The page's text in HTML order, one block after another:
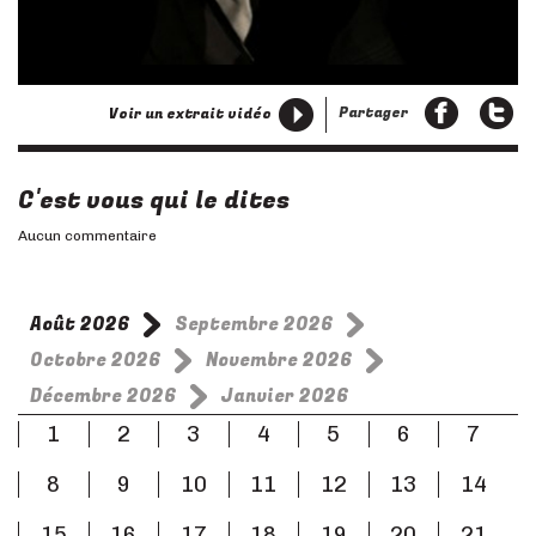
Partager
Voir un extrait vidéo
C'est vous qui le dites
Aucun commentaire
Août 2026
Septembre 2026
Octobre 2026
Novembre 2026
Décembre 2026
Janvier 2026
1
2 3 4 5 6
7
8
9 10 11 12 13
14